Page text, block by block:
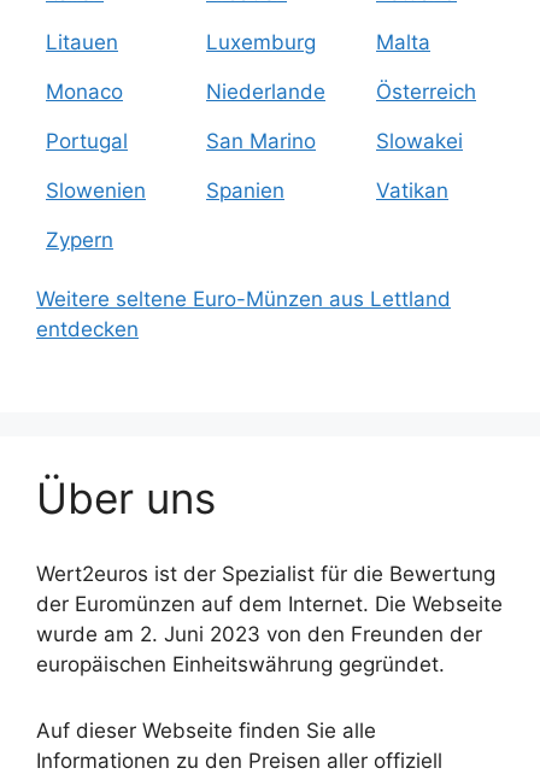
Litauen Luxemburg Malta
Monaco Niederlande Österreich
Portugal San Marino Slowakei
Slowenien Spanien Vatikan
Zypern
Weitere seltene Euro-Münzen aus Lettland
entdecken
Über uns
Wert2euros ist der Spezialist für die Bewertung
der Euromünzen auf dem Internet. Die Webseite
wurde am 2. Juni 2023 von den Freunden der
europäischen Einheitswährung gegründet.
Auf dieser Webseite finden Sie alle
Informationen zu den Preisen aller offiziell